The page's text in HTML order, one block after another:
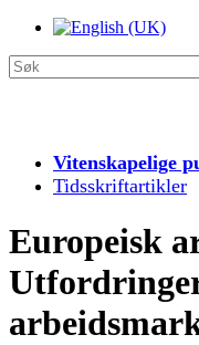
Vitenskapelige
Tidsskriftartikler
Europeisk